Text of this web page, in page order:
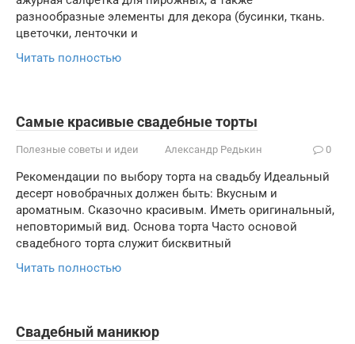
разнообразные элементы для декора (бусинки, ткань.
цветочки, ленточки и
Читать полностью
Самые красивые свадебные торты
Полезные советы и идеи Александр Редькин 0
Рекомендации по выбору торта на свадьбу Идеальный
десерт новобрачных должен быть: Вкусным и
ароматным. Сказочно красивым. Иметь оригинальный,
неповторимый вид. Основа торта Часто основой
свадебного торта служит бисквитный
Читать полностью
Свадебный маникюр